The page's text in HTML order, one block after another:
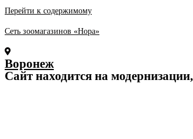
Перейти к содержимому
Сеть зоомагазинов «Нора»
Воронеж
Cайт находится на